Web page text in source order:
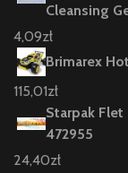
Cleansing
4,09zł
Brimarex
115,01zł
Starpak
472955
24,40zł